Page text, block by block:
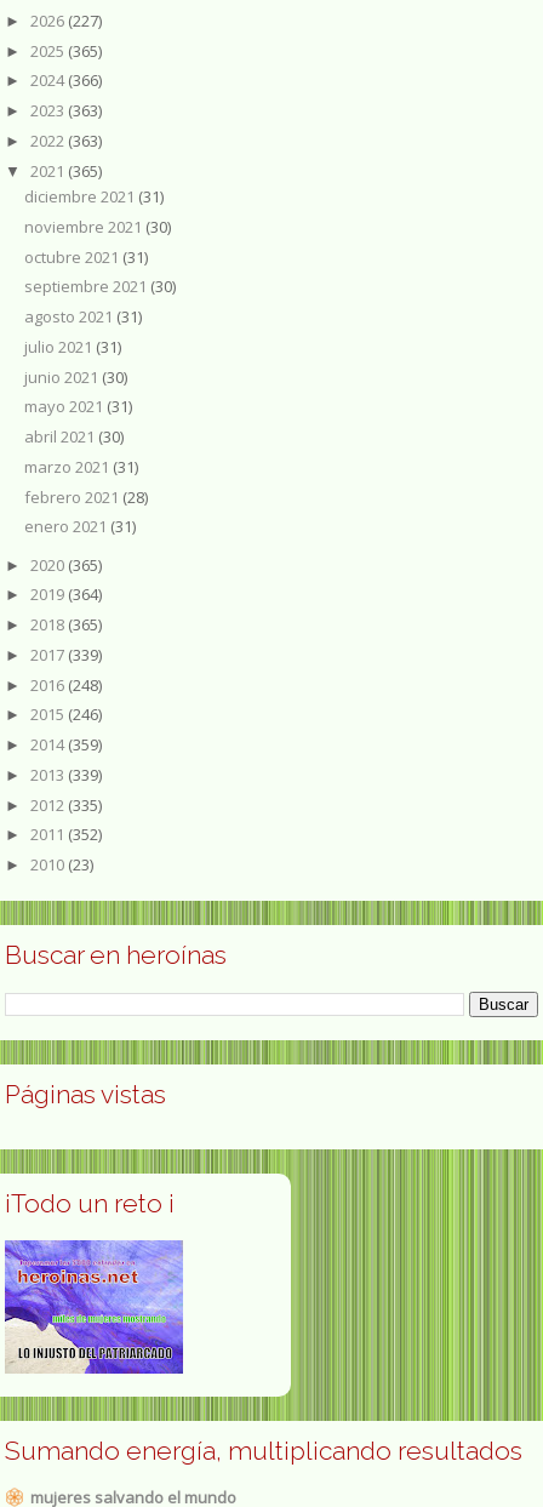
► 2026 (227)
► 2025 (365)
► 2024(366)
► 2023 (363)
► 2022 (363)
▼ 2021 (365)
diciembre 2021 (31)
noviembre 2021 (30)
octubre 2021 (31)
septiembre 2021 (30)
agosto 2021 (31)
julio 2021 (31)
junio 2021 (30)
mayo 2021 (31)
abril 2021 (30)
marzo 2021 (31)
febrero 2021 (28)
enero 2021 (31)
► 2020 (365)
► 2019 (364)
► 2018 (365)
► 2017 (339)
► 2016 (248)
► 2015 (246)
► 2014(359)
► 2013 (339)
► 2012 (335)
► 2011 (352)
► 2010 (23)
Buscar en heroínas
Páginas vistas
¡Todo un reto ¡
Sumando energía, multiplicando resultados
mujeres salvando el mundo